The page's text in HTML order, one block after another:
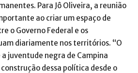
Para Jô Oliveira, a reunião
ao criar um espaço de
o Governo Federal e os
diariamente nos territórios. “O
a juventude negra de Campina
dessa política desde o